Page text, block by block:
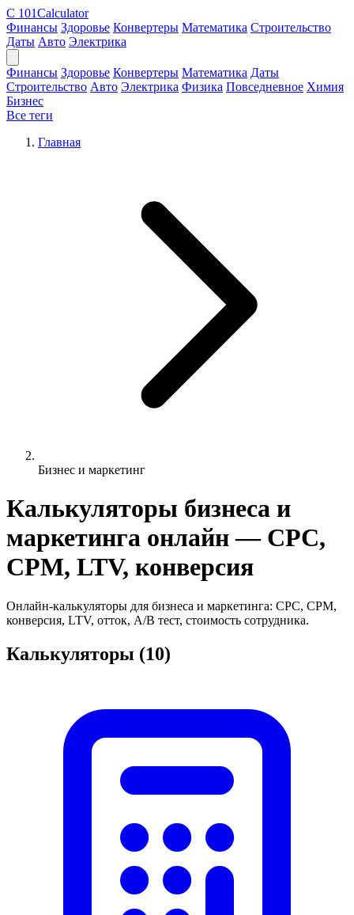
C 101Calculator
Финансы Здоровье Конвертеры Математика Строительство
Даты Авто Электрика
Финансы Здоровье Конвертеры Математика Даты
Строительство Авто Электрика Физика Повседневное Химия
Бизнес
Все теги
Главная
Бизнес и маркетинг
Калькуляторы бизнеса и
маркетинга онлайн — CPC,
CPM, LTV, конверсия
Онлайн-калькуляторы для бизнеса и маркетинга: CPC, CPM,
конверсия, LTV, отток, A/B тест, стоимость сотрудника.
Калькуляторы (10)